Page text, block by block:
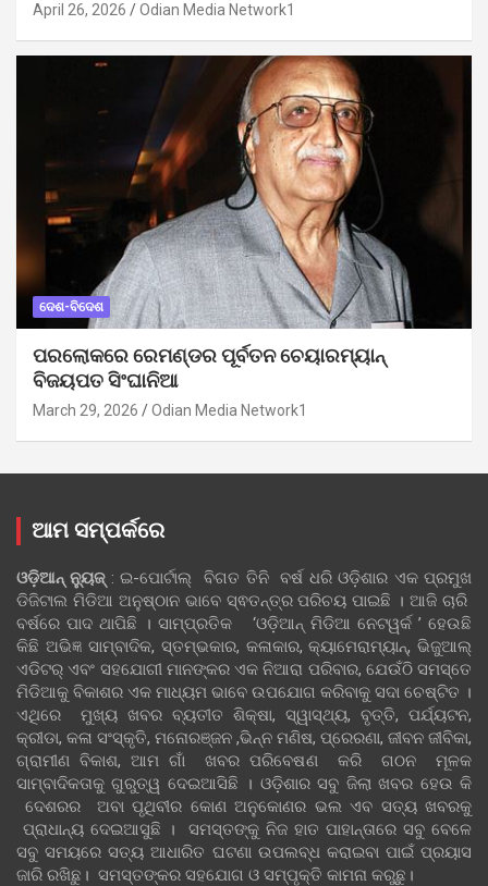
April 26, 2026 Odian Media Network1
ଦେଶ-ବିଦେଶ
ପରଲୋକରେ ରେମଣ୍ଡର ପୂର୍ବତନ ଚେୟାରମ୍ୟାନ୍
ବିଜୟପତ ସିଂଘାନିଆ
March 29, 2026 Odian Media Network1
ଆମ ସମ୍ପର୍କରେ
ଓଡ଼ିଆନ୍‍ ନ୍ୟୁଜ୍‍: ଇ-ପୋର୍ଟାଲ୍ ବିଗତ ତିନି ବର୍ଷ ଧରି ଓଡ଼ିଶାର ଏକ ପ୍ରମୁଖ
ଡିଜିଟାଲ ମିଡିଆ ଅନୁଷ୍ଠାନ ଭାବେ ସ୍ଵତନ୍ତ୍ର ପରିଚୟ ପାଇଛି । ଆଜି ଚାରି
ବର୍ଷରେ ପାଦ ଥାପିଛି । ସାମ୍ପ୍ରତିକ ‘ଓଡ଼ିଆନ୍‍ ମିଡିଆ ନେଟୱର୍କ ’ ହେଉଛି
କିଛି ଅଭିଜ୍ଞ ସାମ୍ବାଦିକ, ସ୍ତମ୍ଭକାର, କଳାକାର, କ୍ୟାମେରାମ୍ୟାନ୍, ଭିଜୁଆଲ୍
ଏଡିଟର୍ ଏବଂ ସହଯୋଗୀ ମାନଙ୍କର ଏକ ନିଆରା ପରିବାର, ଯେଉଁଠି ସମସ୍ତେ
ମିଡିଆକୁ ବିକାଶର ଏକ ମାଧ୍ୟମ ଭାବେ ଉପଯୋଗ କରିବାକୁ ସଦା ଚେଷ୍ଟିତ ।
ଏଥିରେ ମୁଖ୍ୟ ଖବର ବ୍ୟତୀତ ଶିକ୍ଷା, ସ୍ୱାସ୍ଥ୍ୟ, ବୃତ୍ତି, ପର୍ଯ୍ୟଟନ,
କ୍ରୀଡା, କଳା ସଂସ୍କୃତି, ମନୋରଞ୍ଜନ ,ଭିନ୍ନ ମଣିଷ, ପ୍ରେରଣା, ଜୀବନ ଜୀବିକା,
ଗ୍ରାମୀଣ ବିକାଶ, ଆମ ଗାଁ ଖବର ପରିବେଷଣ କରି ଗଠନ ମୂଳକ
ସାମ୍ବାଦିକତାକୁ ଗୁରୁତ୍ୱ ଦେଇଆସିଛି । ଓଡ଼ିଶାର ସବୁ ଜିଲା ଖବର ହେଉ କି
ଦେଶରର ଅବା ପୃଥିବୀର କୋଣ ଅନୁକୋଣର ଭଲ ଏବ ସତ୍ୟ ଖବରକୁ
ପ୍ରାଧାନ୍ୟ ଦେଇଆସୁଛି । ସମସ୍ତଙ୍କୁ ନିଜ ହାତ ପାହାନ୍ତାରେ ସବୁ ବେଳେ
ସବୁ ସମୟରେ ସତ୍ୟ ଆଧାରିତ ଘଟଣା ଉପଲବ୍ଧ କରାଇବା ପାଇଁ ପ୍ରୟାସ
ଜାରି ରଖିଛୁ। ସମସ୍ତଙ୍କର ସହଯୋଗ ଓ ସମ୍ପୃକ୍ତି କାମନା କରୁଛୁ।